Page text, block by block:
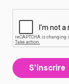
S'inscrire